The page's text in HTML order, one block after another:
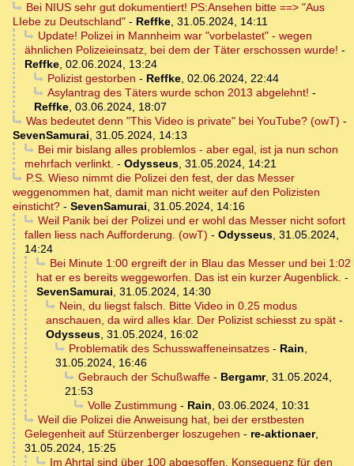
Bei NIUS sehr gut dokumentiert! PS:Ansehen bitte ==> "Aus
LIebe zu Deutschland" - Reffke, 31.05.2024, 14:11
Update! Polizei in Mannheim war "vorbelastet" - wegen
ähnlichen Polizeieinsatz, bei dem der Täter erschossen wurde! -
Reffke, 02.06.2024, 13:24
Polizist gestorben - Reffke, 02.06.2024, 22:44
Asylantrag des Täters wurde schon 2013 abgelehnt! -
Reffke, 03.06.2024, 18:07
Was bedeutet denn "This Video is private" bei YouTube? (owT) -
SevenSamurai, 31.05.2024, 14:13
Bei mir bislang alles problemlos - aber egal, ist ja nun schon
mehrfach verlinkt. - Odysseus, 31.05.2024, 14:21
P.S. Wieso nimmt die Polizei den fest, der das Messer
weggenommen hat, damit man nicht weiter auf den Polizisten
einsticht? - SevenSamurai, 31.05.2024, 14:16
Weil Panik bei der Polizei und er wohl das Messer nicht sofort
fallen liess nach Aufforderung. (owT) - Odysseus, 31.05.2024,
14:24
Bei Minute 1:00 ergreift der in Blau das Messer und bei 1:02
hat er es bereits weggeworfen. Das ist ein kurzer Augenblick. -
SevenSamurai, 31.05.2024, 14:30
Nein, du liegst falsch. Bitte Video in 0.25 modus
anschauen, da wird alles klar. Der Polizist schiesst zu spät -
Odysseus, 31.05.2024, 16:02
Problematik des Schusswaffeneinsatzes- Rain,
31.05.2024, 16:46
Gebrauch der Schußwaffe- Bergamr, 31.05.2024,
21:53
Volle Zustimmung - Rain, 03.06.2024, 10:31
Weil die Polizei die Anweisung hat, bei der erstbesten
Gelegenheit auf Stürzenberger loszugehen - re-aktionaer,
31.05.2024, 15:25
Im Ahrtal sind über 100 abgesoffen, Konsequenz für den